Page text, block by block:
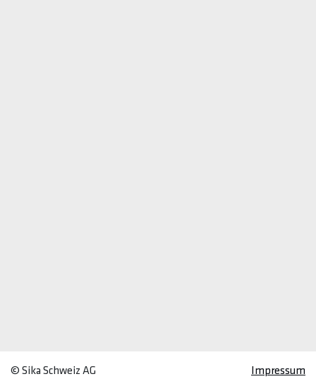
© Sika Schweiz AG Impressum